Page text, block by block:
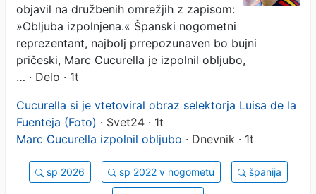
objavil na družbenih omrežjih z zapisom:
»Obljuba izpolnjena.« Španski nogometni
reprezentant, najbolj prrepozunaven bo bujni
pričeski, Marc Cucurella je izpolnil obljubo,
… · Delo · 1t
Cucurella si je vtetoviral obraz selektorja Luisa de la
Fuenteja (Foto) · Svet24 · 1t
Marc Cucurella izpolnil obljubo · Dnevnik · 1t
sp 2026 sp 2022 v nogometu španija